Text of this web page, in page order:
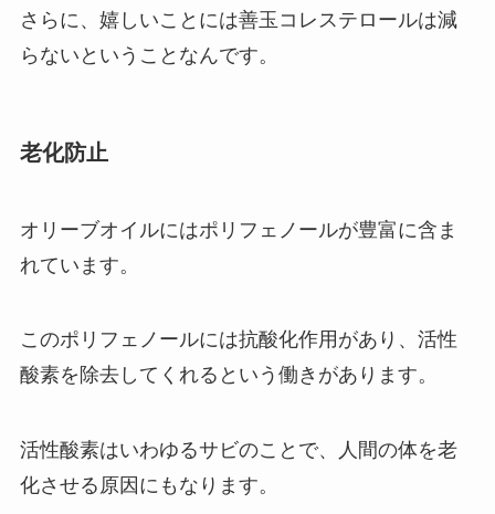
さらに、嬉しいことには善玉コレステロールは減
らないということなんです。
老化防止
オリーブオイルにはポリフェノールが豊富に含ま
れています。
このポリフェノールには抗酸化作用があり、活性
酸素を除去してくれるという働きがあります。
活性酸素はいわゆるサビのことで、人間の体を老
化させる原因にもなります。